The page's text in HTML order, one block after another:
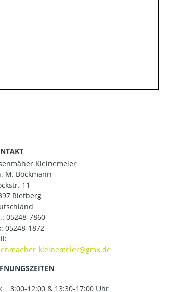
Kleinemeier
M. Böckmann
11
Rietberg
05248-7860
05248-1872
8:00-12:00 & 13:30-17:00 Uhr